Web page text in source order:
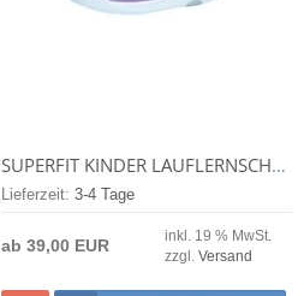
SUPERFIT KINDER LAUFLERNSCHUH/HALBSCHUH LILLO LILA (VIOLETT) 1-000663-8500
Lieferzeit: 3-4 Tage
ab 39,00 EUR
inkl. 19 % MwSt.
zzgl. Versand